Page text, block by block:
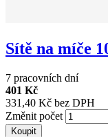
Sítě na míče
7 pracovních dní
401 Kč
331,40 Kč bez DPH
Změnit počet
Koupit